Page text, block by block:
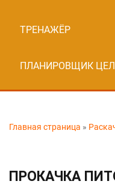
ТРЕНАЖЁР
ПЛАНИРОВЩИК
Главная страница »
ПРОКАЧКА